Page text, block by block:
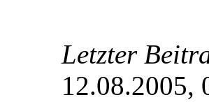
Letzter
12.08.2005,